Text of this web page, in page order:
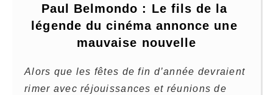
Paul Belmondo : Le fils de la
légende du cinéma annonce une
mauvaise nouvelle
Alors que les fêtes de fin d’année devraient
rimer avec réjouissances et réunions de